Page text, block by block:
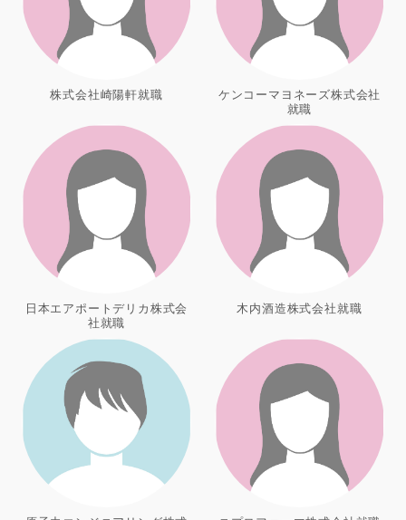
株式会社崎陽軒就職
ケンコーマヨネーズ株式会社
就職
日本エアポートデリカ株式会
社就職
木内酒造株式会社就職